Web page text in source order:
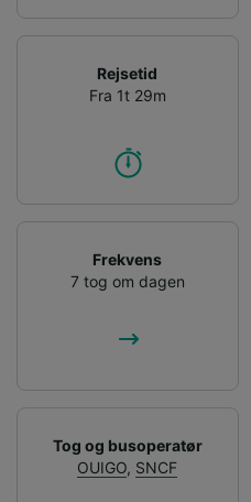
Rejsetid
Fra 1t 29m
Frekvens
7 tog om dagen
Tog og busoperatør
OUIGO, SNCF